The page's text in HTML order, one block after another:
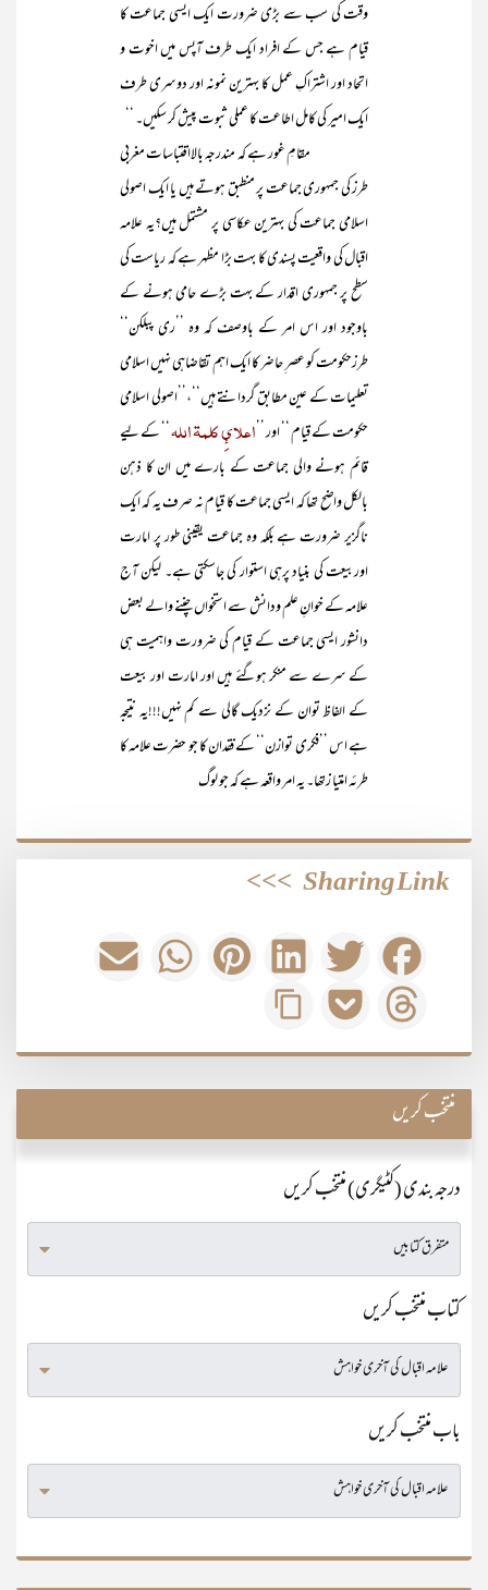
وقت کی سب سے بڑی ضرورت ایک ایسی جماعت کا
قیام ہے جس کے افراد ایک طرف آپس میں اخوت و
اتحاد اور اشتراکِ عمل کا بہترین نمونہ اور دوسری طرف
ایک امیر کی کامل اطاعت کا عملی ثبوت پیش کر سکیں۔ ‘‘
مقامِ غور ہے کہ مندرجہ بالااقتباسات مغربی
طرز کی جمہوری جماعت پر منطبق ہوتے ہیں یا ایک اصولی
اسلامی جماعت کی بہترین عکاسی پر مشتمل ہیں؟یہ علامہ
اقبال کی واقعیت پسندی کا بہت بڑا مظہر ہے کہ ریاست کی
سطح پر جمہوری اقدار کے بہت بڑے حامی ہونے کے
باوجود اور اس امر کے باوصف کہ وہ ’’ری پبلکن‘‘
طرزحکومت کو عصر ِحاضر کا ایک اہم تقاضاہی نہیں اسلامی
تعلیمات کے عین مطابق گردانتے ہیں‘‘،’’اصولی اسلامی
حکومت کے قیام ‘‘ اور ’’ اعلائِ کلمۃ اللہ‘‘ کے لیے
قائم ہونے والی جماعت کے بارے میں ان کا ذہن
بالکل واضح تھا کہ ایسی جماعت کا قیام نہ صرف یہ کہ ایک
ناگزیر ضرورت ہے بلکہ وہ جماعت یقینی طور پر امارت
اوربیعت کی بنیاد پرہی استوار کی جاسکتی ہے۔ لیکن آج
علامہ کے خوانِ علم ودانش سے استخواں چننے والے بعض
دانشور ایسی جماعت کے قیام کی ضرورت واہمیت ہی
کے سرے سے منکر ہوگئے ہیں اور امارت اور بیعت
کے الفاظ توان کے نزدیک گالی سے کم نہیں!!!یہ نتیجہ
ہے اس ’’فکری توازن‘‘ کے فقدان کا جو حضرت علامہ کا
طرئہ امتیا زتھا۔ یہ امر واقعہ ہے کہ جو لوگ
Sharing Link
>>>
منتخب کریں
درجہ بندی (کٹیگری) منتخب کریں
کتاب منتخب کریں
باب منتخب کریں